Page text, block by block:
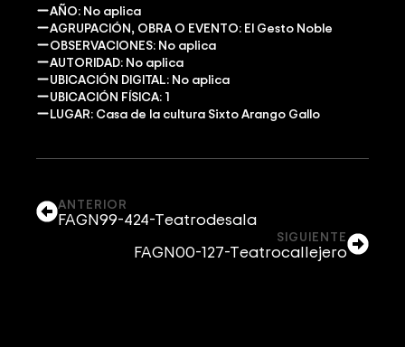
AÑO: No aplica
AGRUPACIÓN, OBRA O EVENTO: El Gesto Noble
OBSERVACIONES: No aplica
AUTORIDAD: No aplica
UBICACIÓN DIGITAL: No aplica
UBICACIÓN FÍSICA: 1
LUGAR: Casa de la cultura Sixto Arango Gallo
ANTERIOR
FAGN99-424-Teatrodesala
SIGUIENTE
FAGN00-127-Teatrocallejero